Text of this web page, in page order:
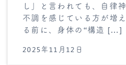
し」と言われても、自律
不調を感じている方が増
る前に、身体の“構造 […]
2025年11月12日